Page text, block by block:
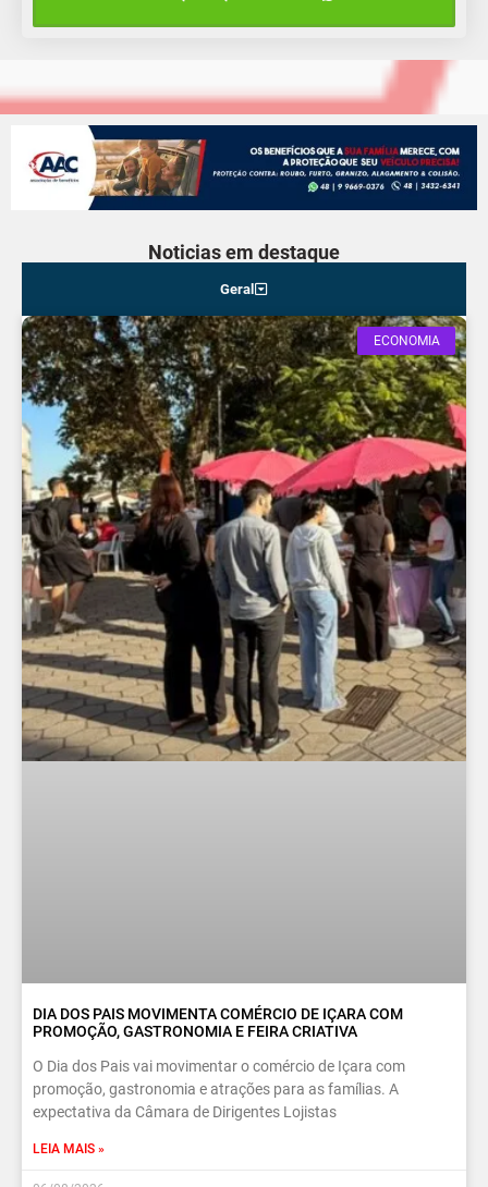
Noticias em destaque
Geral
ECONOMIA
DIA DOS PAIS MOVIMENTA COMÉRCIO DE IÇARA COM
PROMOÇÃO, GASTRONOMIA E FEIRA CRIATIVA
O Dia dos Pais vai movimentar o comércio de Içara com
promoção, gastronomia e atrações para as famílias. A
expectativa da Câmara de Dirigentes Lojistas
LEIA MAIS »